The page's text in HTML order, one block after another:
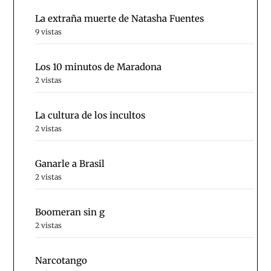
La extraña muerte de Natasha Fuentes
9 vistas
Los 10 minutos de Maradona
2 vistas
La cultura de los incultos
2 vistas
Ganarle a Brasil
2 vistas
Boomeran sin g
2 vistas
Narcotango